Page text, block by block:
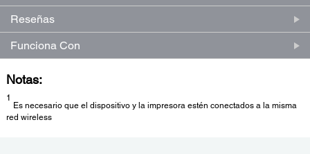
en
página.
Reseñas
Funciona Con
Notas:
1
Es necesario que el dispositivo y la impresora estén conectados a la misma
red wireless